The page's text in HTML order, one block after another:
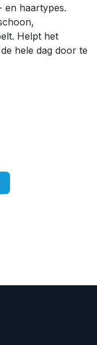
en haartypes.
Helpt het
hele dag door te